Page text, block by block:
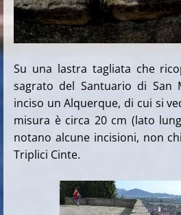
Su una lastra tagliata che
sagrato del Santuario di San
inciso un Alquerque, di cui si
misura è circa 20 cm (lato
notano alcune incisioni, non
Triplici Cinte.